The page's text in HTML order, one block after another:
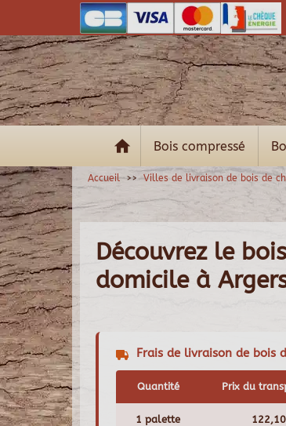
Bois compressé
Accueil Villes de livraison de bois de
Découvrez le
domicile à
Frais de livraison de bois
Quantité Prix du
1 palette